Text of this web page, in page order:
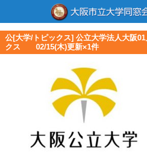
公[大学/トピックス] 公立大学法人大阪
クス 02/15(木)更新×1件